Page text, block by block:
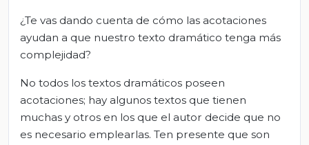
¿Te vas dando cuenta de cómo las acotaciones
ayudan a que nuestro texto dramático tenga más
complejidad?
No todos los textos dramáticos poseen
acotaciones; hay algunos textos que tienen
muchas y otros en los que el autor decide que no
es necesario emplearlas. Ten presente que son